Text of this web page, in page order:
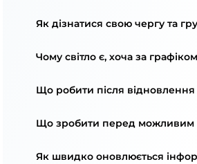
Як дізнатися свою чергу та
Чому світло є, хоча за
Що робити після відновлення
Що зробити перед можливим
Як швидко оновлюється